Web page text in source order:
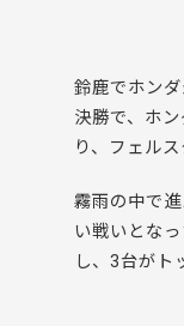
鈴鹿でホン
決勝で、ホ
り、フェル
霧雨の中で
い戦いとな
し、3台がト